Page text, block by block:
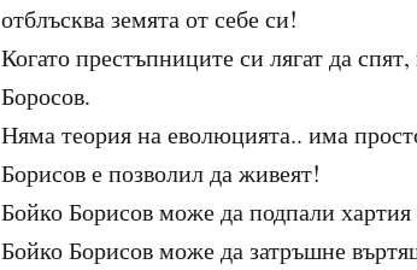
отблъсква земята от себе си!
Когато престъпниците си лягат да
Боросов.
Няма теория на еволюцията.. има
Борисов е позволил да живеят!
Бойко Борисов може да подпали
Бойко Борисов може да затръшне